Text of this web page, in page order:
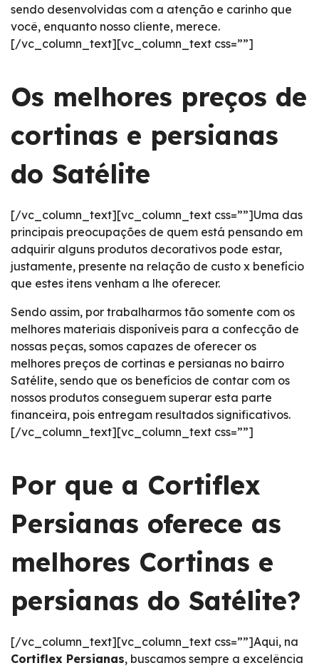
sendo desenvolvidas com a atenção e carinho que
você, enquanto nosso cliente, merece.
[/vc_column_text][vc_column_text css=””]
Os melhores preços de
cortinas e persianas
do Satélite
[/vc_column_text][vc_column_text css=””]Uma das
principais preocupações de quem está pensando em
adquirir alguns produtos decorativos pode estar,
justamente, presente na relação de custo x benefício
que estes itens venham a lhe oferecer.
Sendo assim, por trabalharmos tão somente com os
melhores materiais disponíveis para a confecção de
nossas peças, somos capazes de oferecer os
melhores preços de cortinas e persianas no bairro
Satélite, sendo que os benefícios de contar com os
nossos produtos conseguem superar esta parte
financeira, pois entregam resultados significativos.
[/vc_column_text][vc_column_text css=””]
Por que a Cortiflex
Persianas oferece as
melhores Cortinas e
persianas do Satélite?
[/vc_column_text][vc_column_text css=””]Aqui, na
Cortiflex Persianas, buscamos sempre a excelência